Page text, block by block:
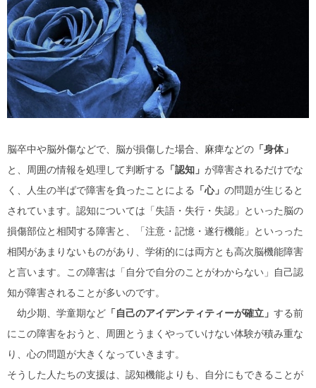
脳卒中や脳外傷などで、脳が損傷した場合、麻痺などの 「身体」
と、周囲の情報を処理して判断する
「認知」 が障害されるだけでな
く、人生の半ばで障害を負ったことによる
「心」 の問題が生じると
されています。認知については「失語・失行・失認」といった脳の
損傷部位と相関する障害と、「注意・記憶・遂行機能」といっった
相関があまりないものがあり、学術的には両方とも高次脳機能障害
と言います。この障害は「自分で自分のことがわからない」自己認
知が障害されることが多いのです。
幼少期、学童期など 「自己のアイデンティティーが確立」 する前
にこの障害をおうと、周囲とうまくやっていけない体験が積み重な
り、心の問題が大きくなっていきます。
そうした人たちの支援は、認知機能よりも、自分にもできることが